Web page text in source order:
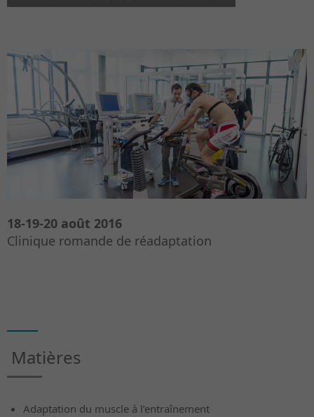
18-19-20 août 2016
Clinique romande de réadaptation
Matières
Adaptation du muscle à l’entraînement